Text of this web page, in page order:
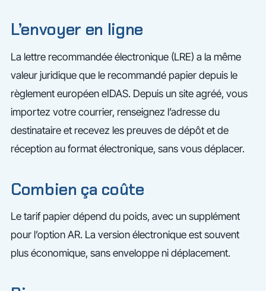
L’envoyer en ligne
La lettre recommandée électronique (LRE) a la même
valeur juridique que le recommandé papier depuis le
règlement européen eIDAS. Depuis un site agréé, vous
importez votre courrier, renseignez l’adresse du
destinataire et recevez les preuves de dépôt et de
réception au format électronique, sans vous déplacer.
Combien ça coûte
Le tarif papier dépend du poids, avec un supplément
pour l’option AR. La version électronique est souvent
plus économique, sans enveloppe ni déplacement.